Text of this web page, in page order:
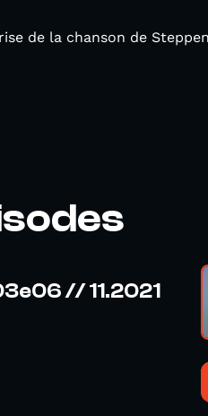
de la chanson de
// 11.2021